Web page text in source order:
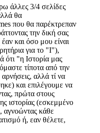
άλλες 3/4 σελίδες
θα
που θα παρέκτρεπαν
την δική σας
και όσο μου είναι
για το "Ι"),
"η Ιστορία μας
τίποτα από την
αλλά τί να
και επιλέγουμε να
πρώτα στους
ιστορίας (εσκεμμένο
αγνοώντας κάθε
ή, εαν θέλετε,